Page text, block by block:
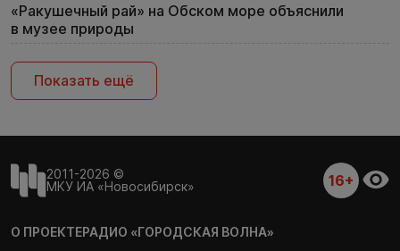
«Ракушечный рай» на Обском море объяснили
в музее природы
Показать ещё
2011-2026 ©
МКУ ИА «Новосибирск»
16+
О ПРОЕКТЕРАДИО «ГОРОДСКАЯ ВОЛНА»